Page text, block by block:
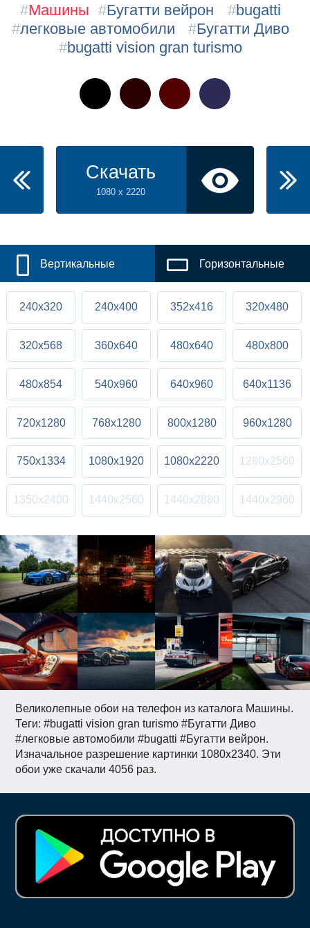
Великолепные обои на телефон из каталога Машины.
Теги: #bugatti vision gran turismo #Бугатти Диво
#легковые автомобили #bugatti #Бугатти вейрон.
Изначальное разрешение картинки 1080x2340. Эти
обои уже скачали 4056 раз.
#Машины #Бугатти вейрон #bugatti
#легковые автомобили #Бугатти Диво
#bugatti vision gran turismo
Скачать
1080 x 2220
Вертикальные Горизонтальные
240x320 240x400 352x416 320x480
320x568 360x640 480x640 480x800
480x854 540x960 640x960 640x1136
720x1280 768x1280 800x1280 960x1280
750x1334 1080x1920 1080x2220 1280x2560
1350x2400 1440x2560 1440x2880 1440x2960